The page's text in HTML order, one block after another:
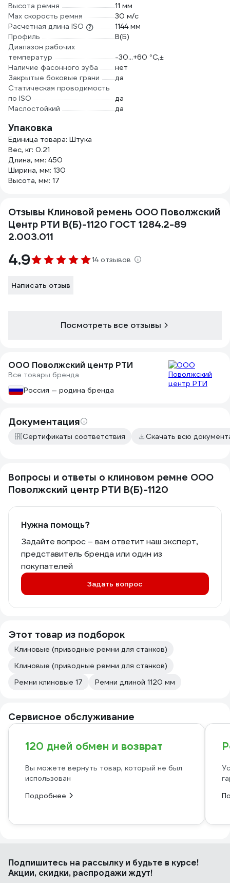
Высота ремня
11 мм
Max скорость ремня
30 м/с
Расчетная длина ISO
1144 мм
Профиль
В(Б)
Диапазон рабочих
температур
-30...+60 °C,±
Наличие фасонного зуба
нет
Закрытые боковые грани
да
Статическая проводимость
по ISO
да
Маслостойкий
да
Упаковка
Единица товара: Штука
Вес, кг: 0.21
Длина, мм: 450
Ширина, мм: 130
Высота, мм: 17
Отзывы Клиновой ремень ООО Поволжский
Центр РТИ В(Б)-1120 ГОСТ 1284.2-89
2.003.011
4.9 14 отзывов
Написать отзыв
Посмотреть все отзывы
ООО Поволжский центр РТИ
Все товары бренда
Россия — родина бренда
Документация
Сертификаты соответствия Скачать всю
Вопросы и ответы о клиновом ремне ООО
Поволжский центр РТИ В(Б)-1120
Нужна помощь?
Задайте вопрос – вам ответит наш эксперт,
представитель бренда или один из
покупателей
Задать вопрос
Этот товар из подборок
Клиновые (приводные ремни для станков)
Клиновые (приводные ремни для станков)
Ремни клиновые 17
Ремни длиной 1120 мм
Сервисное обслуживание
120 дней обмен и возврат
Вы можете вернуть товар, который не был
использован
Подробнее
Подпишитесь на рассылкуи будьте в курсе!
Акции, скидки, распродажи ждут!